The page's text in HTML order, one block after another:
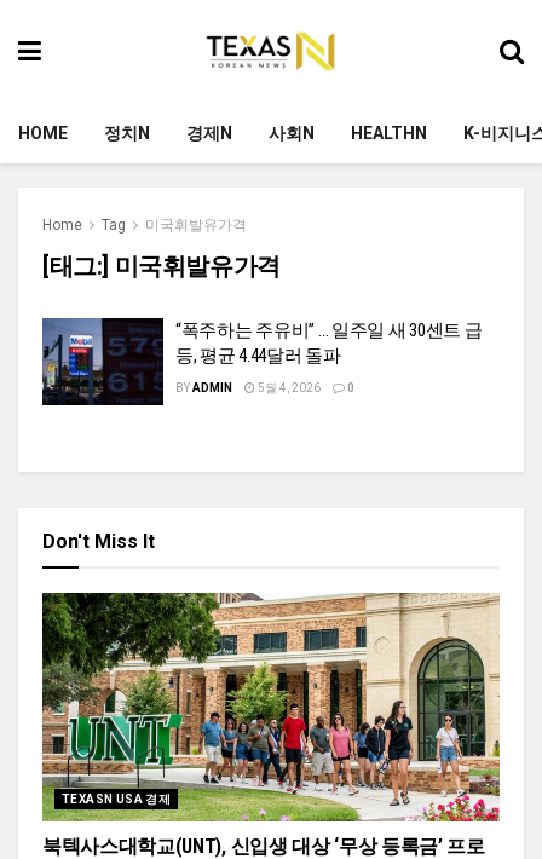
HOME 정치N 경제N 사회N HEALTHN K-비지니
Home Tag 미국휘발유가격
[태그:] 미국휘발유가격
“폭주하는 주유비” … 일주일 새 30센트 급
등, 평균 4.44달러 돌파
BYADMIN 5월 4, 2026 0
Don't Miss It
TEXASN USA 경제
북텍사스대학교(UNT), 신입생 대상 ‘무상 등록금’ 프로